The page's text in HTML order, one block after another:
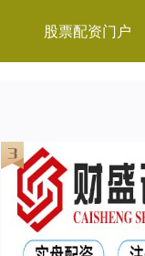
股票配资门户